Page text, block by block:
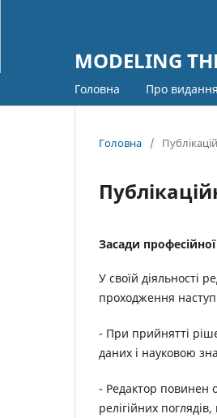
MODELING
Головна Про видання
Головна /
Засади
У своїй діяльності
проходження
- При прийнятті
даних і науковою
- Редактор повинен
релігійних